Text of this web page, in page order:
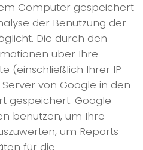
Computer gespeichert
der Benutzung der
Die durch den
über Ihre
(einschließlich Ihrer IP-
von Google in den
gespeichert. Google
benutzen, um Ihre
um Reports
für die